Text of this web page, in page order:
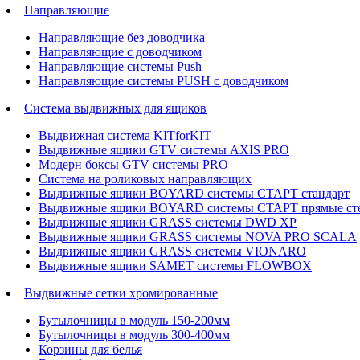
Направляющие
Направляющие без доводчика
Направляющие с доводчиком
Направляющие системы Push
Направляющие системы PUSH с доводчиком
Система выдвижных для ящиков
Выдвижная система KITforKIT
Выдвижные ящики GTV системы AXIS PRO
Модерн боксы GTV системы PRO
Система на роликовых направляющих
Выдвижные ящики BOYARD системы СТАРТ стандарт
Выдвижные ящики BOYARD системы СТАРТ прямые
Выдвижные ящики GRASS системы DWD XP
Выдвижные ящики GRASS системы NOVA PRO SCALA
Выдвижные ящики GRASS системы VIONARO
Выдвижные ящики SAMET системы FLOWBOX
Выдвижные сетки хромированные
Бутылочницы в модуль 150-200мм
Бутылочницы в модуль 300-400мм
Корзины для белья